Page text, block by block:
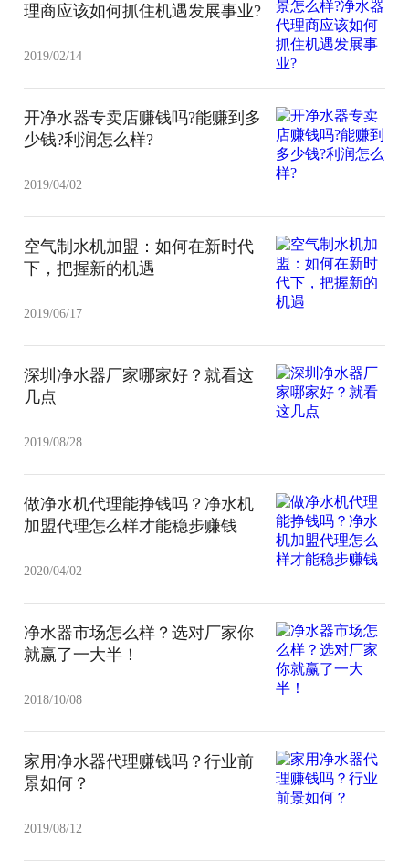
理商应该如何抓住机遇发展事业?
2019/02/14
开净水器专卖店赚钱吗?能赚到多
少钱?利润怎么样?
2019/04/02
空气制水机加盟：如何在新时代
下，把握新的机遇
2019/06/17
深圳净水器厂家哪家好？就看这
几点
2019/08/28
做净水机代理能挣钱吗？净水机
加盟代理怎么样才能稳步赚钱
2020/04/02
净水器市场怎么样？选对厂家你
就赢了一大半！
2018/10/08
家用净水器代理赚钱吗？行业前
景如何？
2019/08/12